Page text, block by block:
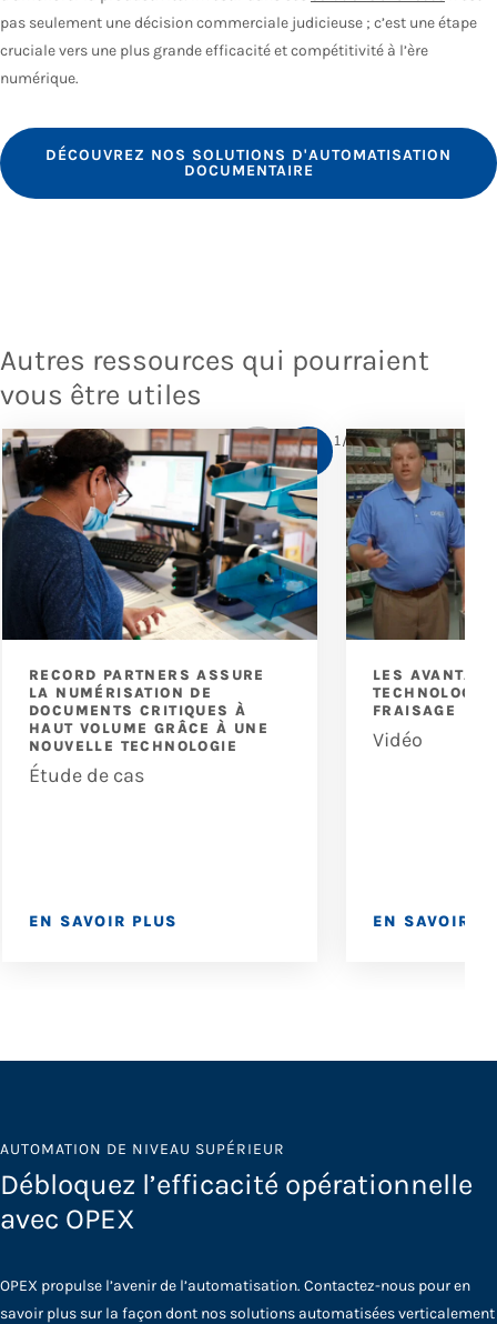
pas seulement une décision commerciale judicieuse ; c’est une étape
cruciale vers une plus grande efficacité et compétitivité à l’ère
numérique.
DÉCOUVREZ NOS SOLUTIONS D'AUTOMATISATION
DOCUMENTAIRE
Autres ressources qui pourraient
vous être utiles
RECORD PARTNERS ASSURE
LA NUMÉRISATION DE
DOCUMENTS CRITIQUES À
HAUT VOLUME GRÂCE À UNE
NOUVELLE TECHNOLOGIE
Étude de cas
EN SAVOIR PLUS
LES
TECHNOLOGIE
FRAISAGE
Vidéo
EN SAVOIR
1/5
AUTOMATION DE NIVEAU SUPÉRIEUR
Débloquez l’efficacité opérationnelle
avec OPEX
OPEX propulse l’avenir de l’automatisation. Contactez-nous pour en
savoir plus sur la façon dont nos solutions automatisées verticalement